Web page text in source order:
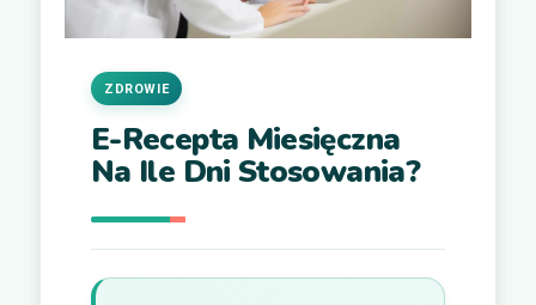
E-Recepta Miesięczna
Na Ile Dni Stosowania?
ZDROWIE